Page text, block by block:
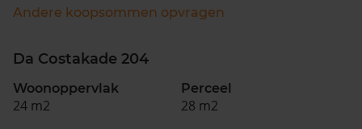
Andere koopsommen opvragen
Da Costakade 204
Woonoppervlak
24 m2
Perceel
28 m2